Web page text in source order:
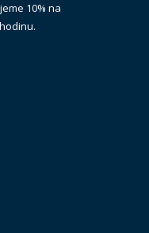
10% na